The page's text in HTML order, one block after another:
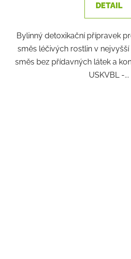
DETAIL
Bylinný detoxikační přípravek
směs léčivých rostlin v
směs bez přídavných látek a
USKVBL -...